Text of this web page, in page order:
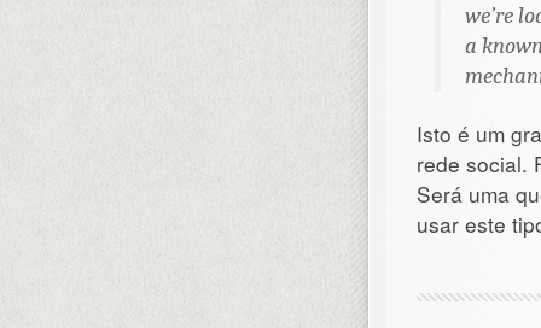
we’re
a
Isto é um
rede social.
Será uma
usar este